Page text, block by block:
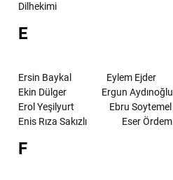
Dilhekimi
E
Ersin Baykal Eylem Ejder
Ekin Dülger
Ergun Aydınoğlu
Erol Yeşilyurt
Ebru Soytemel
Enis Rıza Sakızlı
Eser Ördem
F